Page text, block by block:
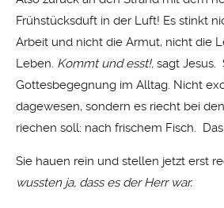
Frühstücksduft in der Luft! Es stinkt
Arbeit und nicht die Armut, nicht die
Leben. Kommt und esst!, sagt Jesus.
Gottesbegegnung im Alltag. Nicht
dagewesen, sondern es riecht bei
riechen soll: nach frischem Fisch.
Sie hauen rein und stellen jetzt erst
wussten ja, dass es der Herr war.